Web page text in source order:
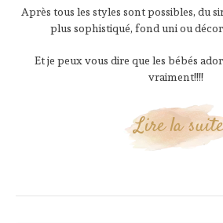
Après tous les styles sont possibles, du
plus sophistiqué, fond uni ou
Et je peux vous dire que les bébés
vraiment!!!!
Lire la suite